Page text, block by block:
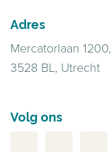
Adres
Mercatorlaan 1200,
3528 BL, Utrecht
Volg ons